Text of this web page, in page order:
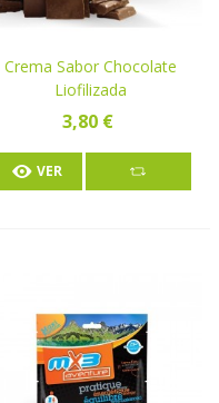
Crema Sabor Chocolate
Liofilizada
3,80 €
VER